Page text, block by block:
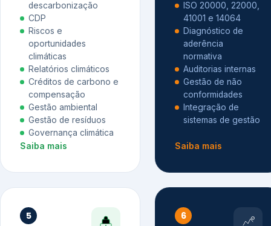
descarbonização
CDP
Riscos e
oportunidades
climáticas
Relatórios climáticos
Créditos de carbono e
compensação
Gestão ambiental
Gestão de resíduos
Governança climática
Saiba mais
ISO 20000, 22000,
41001 e 14064
Diagnóstico de
aderência
normativa
Auditorias internas
Gestão de não
conformidades
Integração de
sistemas de gestão
Saiba mais
5 6